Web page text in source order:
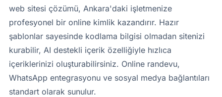
web sitesi çözümü, Ankara'daki işletmenize
profesyonel bir online kimlik kazandırır. Hazır
şablonlar sayesinde kodlama bilgisi olmadan sitenizi
kurabilir, AI destekli içerik özelliğiyle hızlıca
içeriklerinizi oluşturabilirsiniz. Online randevu,
WhatsApp entegrasyonu ve sosyal medya bağlantıları
standart olarak sunulur.